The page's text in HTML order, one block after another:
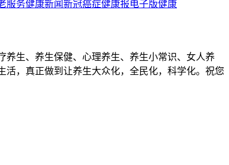
服务健康新闻新冠癌症健康报电子版健康
生、养生保健、心理养生、养生小常识、女人养
，真正做到让养生大众化，全民化，科学化。祝您